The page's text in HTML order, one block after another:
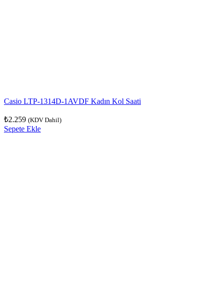
Casio LTP-1314D-1AVDF Kadın Kol Saati
₺2.259 (KDV Dahil)
Sepete Ekle